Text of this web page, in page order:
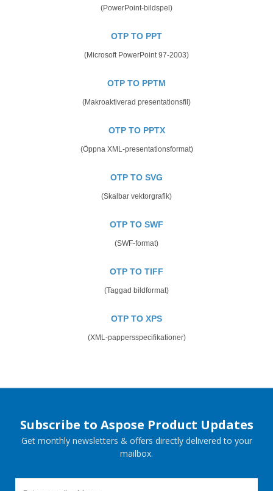
(PowerPoint-bildspel)
OTP TO PPT
(Microsoft PowerPoint 97-2003)
OTP TO PPTM
(Makroaktiverad presentationsfil)
OTP TO PPTX
(Öppna XML-presentationsformat)
OTP TO SVG
(Skalbar vektorgrafik)
OTP TO SWF
(SWF-format)
OTP TO TIFF
(Taggad bildformat)
OTP TO XPS
(XML-pappersspecifikationer)
Subscribe to Aspose Product Updates
Get monthly newsletters & offers directly delivered to your
mailbox.